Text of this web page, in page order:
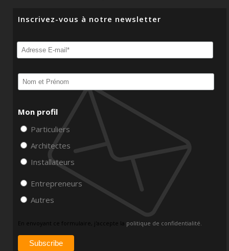
Inscrivez-vous à notre newsletter
Mon profil
Particuliers
Architectes
Installateurs
Entrepreneurs
Autres
En envoyant ce formulaire, j'accepte la politique de confidentialité.